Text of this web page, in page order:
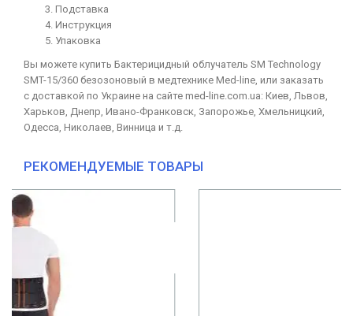
Подставка
Инструкция
Упаковка
Вы можете купить Бактерицидный облучатель SM Technology
SMT-15/360 безозоновый в медтехнике Med-line, или заказать
с доставкой по Украине на сайте med-line.com.ua: Киев, Львов,
Харьков, Днепр, Ивано-Франковск, Запорожье, Хмельницкий,
Одесса, Николаев, Винница и т.д.
РЕКОМЕНДУЕМЫЕ ТОВАРЫ